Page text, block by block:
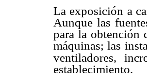
La exposición a
Aunque las
para la obtención
máquinas; las
ventiladores,
establecimiento.